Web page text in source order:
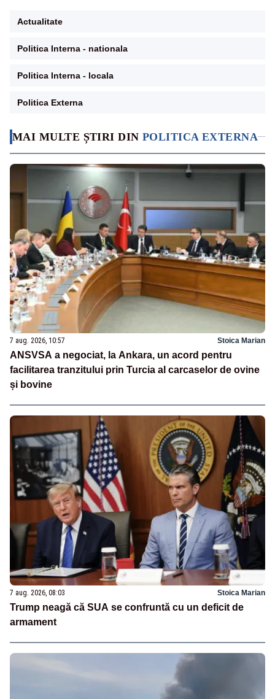
MAI MULTE ȘTIRI DIN POLITICA EXTERNA
7 aug. 2026, 10:57 Stoica Marian
ANSVSA a negociat, la Ankara, un acord pentru
facilitarea tranzitului prin Turcia al carcaselor de ovine
și bovine
7 aug. 2026, 08:03 Stoica Marian
Trump neagă că SUA se confruntă cu un deficit de
armament
Actualitate
Politica Interna - nationala
Politica Interna - locala
Politica Externa